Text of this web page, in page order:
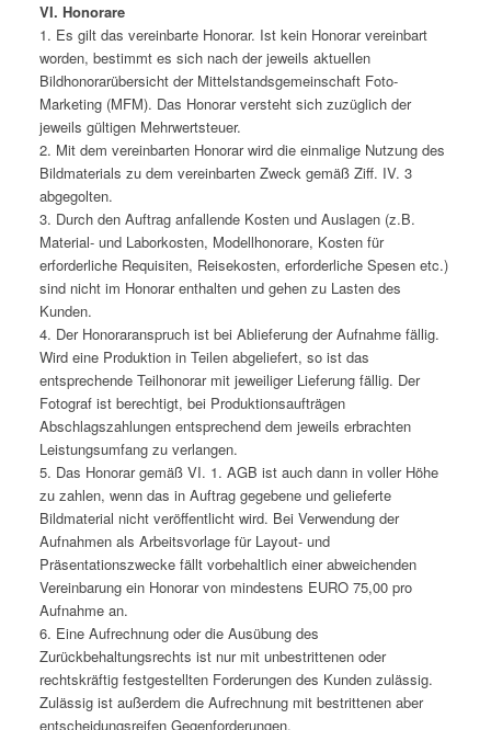
VI. Honorare
1. Es gilt das vereinbarte Honorar. Ist kein Honorar vereinbart
worden, bestimmt es sich nach der jeweils aktuellen
Bildhonorarübersicht der Mittelstandsgemeinschaft Foto-
Marketing (MFM). Das Honorar versteht sich zuzüglich der
jeweils gültigen Mehrwertsteuer.
2. Mit dem vereinbarten Honorar wird die einmalige Nutzung des
Bildmaterials zu dem vereinbarten Zweck gemäß Ziff. IV. 3
abgegolten.
3. Durch den Auftrag anfallende Kosten und Auslagen (z.B.
Material- und Laborkosten, Modellhonorare, Kosten für
erforderliche Requisiten, Reisekosten, erforderliche Spesen etc.)
sind nicht im Honorar enthalten und gehen zu Lasten des
Kunden.
4. Der Honoraranspruch ist bei Ablieferung der Aufnahme fällig.
Wird eine Produktion in Teilen abgeliefert, so ist das
entsprechende Teilhonorar mit jeweiliger Lieferung fällig. Der
Fotograf ist berechtigt, bei Produktionsaufträgen
Abschlagszahlungen entsprechend dem jeweils erbrachten
Leistungsumfang zu verlangen.
5. Das Honorar gemäß VI. 1. AGB ist auch dann in voller Höhe
zu zahlen, wenn das in Auftrag gegebene und gelieferte
Bildmaterial nicht veröffentlicht wird. Bei Verwendung der
Aufnahmen als Arbeitsvorlage für Layout- und
Präsentationszwecke fällt vorbehaltlich einer abweichenden
Vereinbarung ein Honorar von mindestens EURO 75,00 pro
Aufnahme an.
6. Eine Aufrechnung oder die Ausübung des
Zurückbehaltungsrechts ist nur mit unbestrittenen oder
rechtskräftig festgestellten Forderungen des Kunden zulässig.
Zulässig ist außerdem die Aufrechnung mit bestrittenen aber
entscheidungsreifen Gegenforderungen.